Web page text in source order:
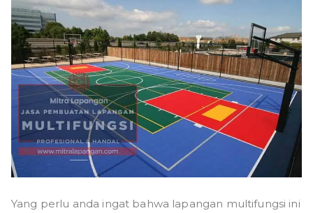
Yang perlu anda ingat bahwa lapangan multifungsi ini